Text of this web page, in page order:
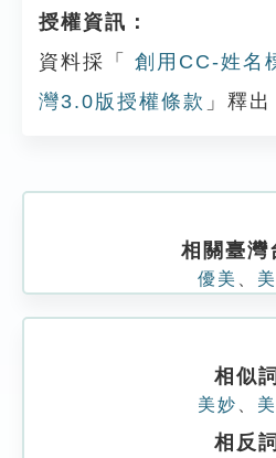
授權資訊：
資料採「
創用CC-姓名
灣3.0版授權條款 」釋出
相關臺灣
優美
相似詞
美妙
相反詞